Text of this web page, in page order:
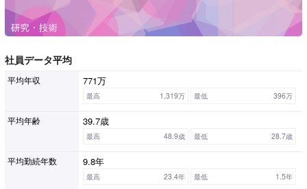
社員データ平均
平均年収 771万
最高 1,319万 最低 396万
平均年齢 39.7歳
最高 48.9歳 最低 28.7歳
平均勤続年数 9.8年
最高 23.4年 最低 1.5年